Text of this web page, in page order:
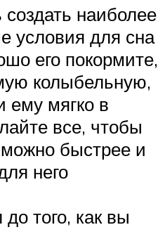
наиболее
условия для сна
его покормите,
колыбельную,
ему мягко в
все, чтобы
можно быстрее и
него
того, как вы